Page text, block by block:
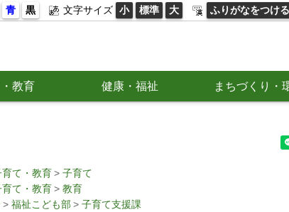
青 黒 文字サイズ 小 標準 大 ふりがなをつける
教育 健康・福祉 まちづくり・
育て・教育
子育て
育て・教育
教育
福祉こども部 子育て支援課